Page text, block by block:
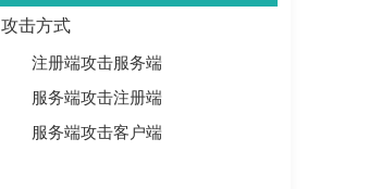
攻击方式
注册端攻击服务端
服务端攻击注册端
服务端攻击客户端